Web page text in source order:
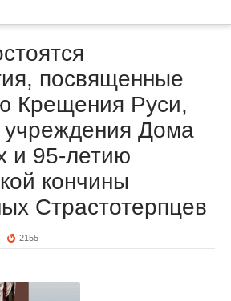
посвященные
Крещения Руси,
Дома
и 95-летию
кончины
Страстотерпцев
2155